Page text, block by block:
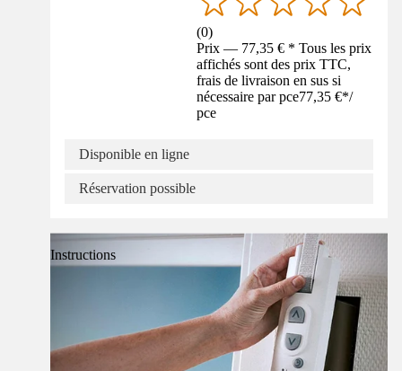
(0)
Prix — 77,35 € * Tous les prix
affichés sont des prix TTC,
frais de livraison en sus si
nécessaire par pce77,35 €*/
pce
Disponible en ligne
Réservation possible
Instructions